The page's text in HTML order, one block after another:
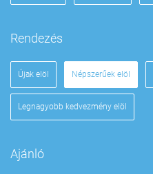
Rendezés
Újak elöl Népszerűek elöl
Legnagyobb kedvezmény elöl
Ajánló